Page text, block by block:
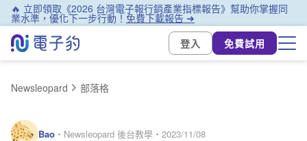
🔥 立即領取《2026 台灣電子報行銷產業指標報告》幫助你掌握同
業水準，優化下一步行動！免費下載報告 ➜
登入
免費試用
Newsleopard 部落格
Bao ・ Newsleopard 後台教學 ・ 2023/11/08